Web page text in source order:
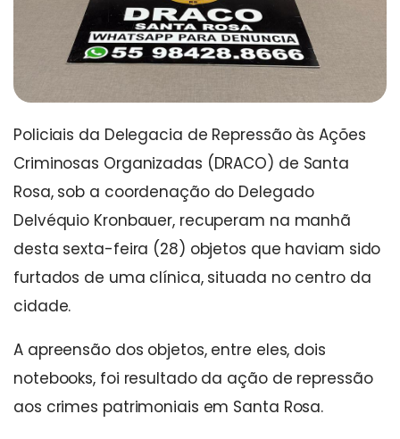
Policiais da Delegacia de Repressão às Ações
Criminosas Organizadas (DRACO) de Santa
Rosa, sob a coordenação do Delegado
Delvéquio Kronbauer, recuperam na manhã
desta sexta-feira (28) objetos que haviam sido
furtados de uma clínica, situada no centro da
cidade.
A apreensão dos objetos, entre eles, dois
notebooks, foi resultado da ação de repressão
aos crimes patrimoniais em Santa Rosa.